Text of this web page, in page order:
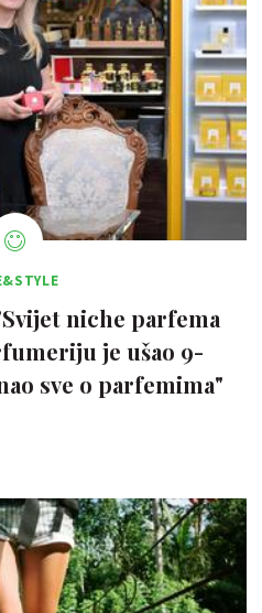
niche parfema
je ušao 9-
sve o parfemima"